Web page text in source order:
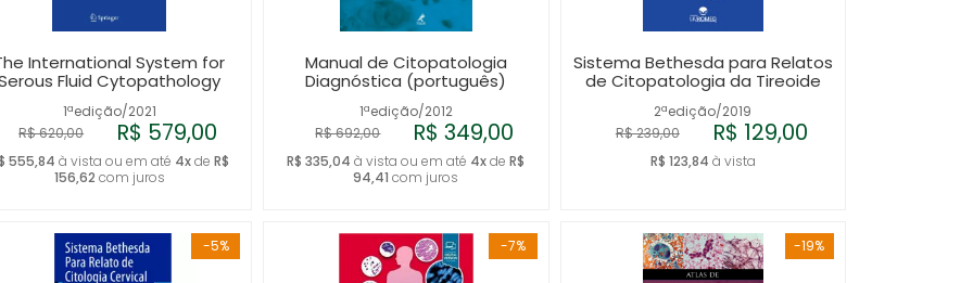
1ªedição/2021
International System for
Fluid Cytopathology
R$ 620,00 R$ 579,00
555,84 à vista ou em até 4xde R$
156,62 com juros
1ªedição/2012
Manual de Citopatologia
Diagnóstica (português)
R$ 692,00 R$ 349,00
R$ 335,04 à vista ou em até 4xdeR$
94,41 com juros
2ªedição/2019
Sistema Bethesda para Relatos
de Citopatologia da Tireoide
R$ 239,00 R$ 129,00
R$ 123,84 à vista
-5% -7% -19%